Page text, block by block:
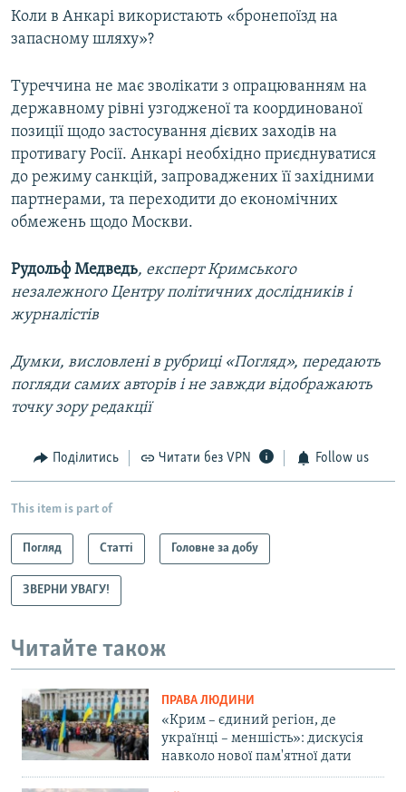
Коли в Анкарі використають «бронепоїзд на
запасному шляху»?
Туреччина не має зволікати з опрацюванням на
державному рівні узгодженої та координованої
позиції щодо застосування дієвих заходів на
противагу Росії. Анкарі необхідно приєднуватися
до режиму санкцій, запроваджених її західними
партнерами, та переходити до економічних
обмежень щодо Москви.
Рудольф Медведь, експерт Кримського
незалежного Центру політичних дослідників і
журналістів
Думки, висловлені в рубриці «Погляд», передають
погляди самих авторів і не завжди відображають
точку зору редакції
Поділитись Читати без VPN Follow us
This item is part of
Погляд Статті Головне за добу
ЗВЕРНИ УВАГУ!
Читайте також
ПРАВА ЛЮДИНИ
«Крим – єдиний регіон, де
українці – меншість»: дискусія
навколо нової пам'ятної дати